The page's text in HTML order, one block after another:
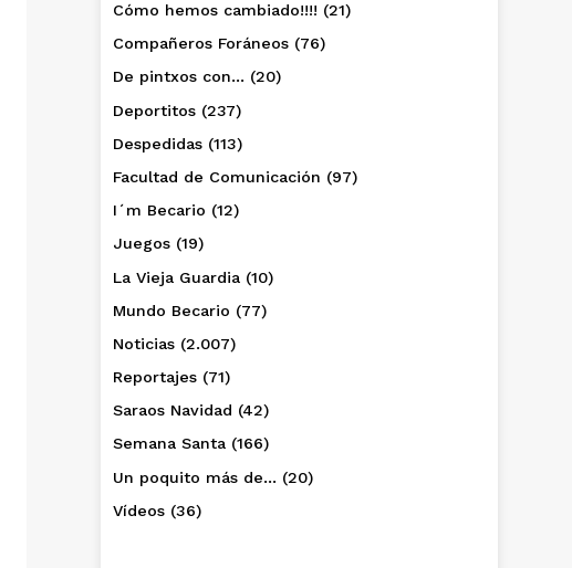
Cómo hemos cambiado!!!! (21)
Compañeros Foráneos (76)
De pintxos con… (20)
Deportitos (237)
Despedidas (113)
Facultad de Comunicación (97)
I´m Becario (12)
Juegos (19)
La Vieja Guardia (10)
Mundo Becario (77)
Noticias (2.007)
Reportajes (71)
Saraos Navidad (42)
Semana Santa (166)
Un poquito más de… (20)
Vídeos (36)